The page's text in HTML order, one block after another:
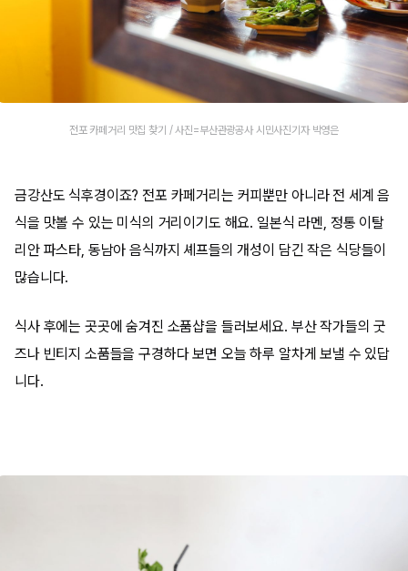
전포 카페거리 맛집 찾기 / 사진=부산관광공사 시민사진기자 박영은
금강산도 식후경이죠? 전포 카페거리는 커피뿐만 아니라 전 세계 음
식을 맛볼 수 있는 미식의 거리이기도 해요. 일본식 라멘, 정통 이탈
리안 파스타, 동남아 음식까지 셰프들의 개성이 담긴 작은 식당들이
많습니다.
식사 후에는 곳곳에 숨겨진 소품샵을 들러보세요. 부산 작가들의 굿
즈나 빈티지 소품들을 구경하다 보면 오늘 하루 알차게 보낼 수 있답
니다.